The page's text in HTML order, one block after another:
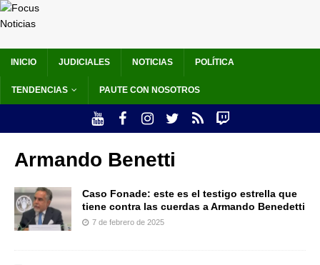
INICIO JUDICIALES NOTICIAS POLÍTICA
TENDENCIAS PAUTE CON NOSOTROS
Armando Benetti
Caso Fonade: este es el testigo estrella que
tiene contra las cuerdas a Armando Benedetti
7 de febrero de 2025